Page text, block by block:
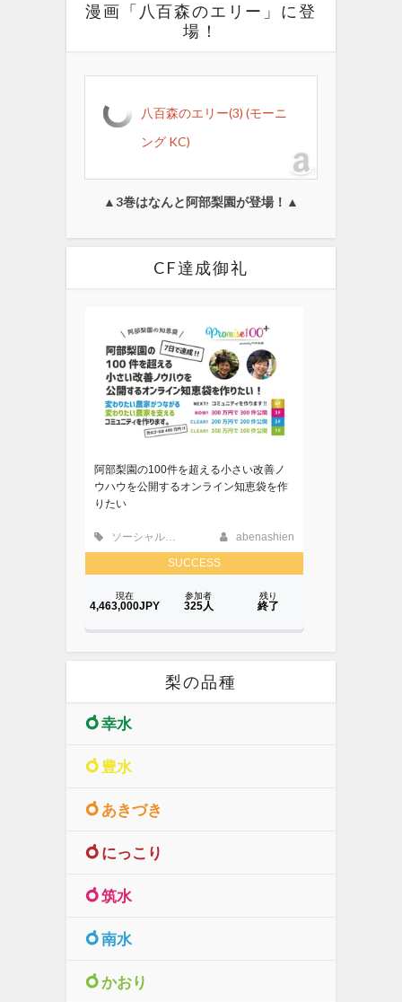
漫画「八百森のエリー」に登
場！
八百森のエリー(3) (モーニ
ング KC)
▲3巻はなんと阿部梨園が登場！▲
CF達成御礼
梨の品種
幸水
豊水
あきづき
にっこり
筑水
南水
かおり